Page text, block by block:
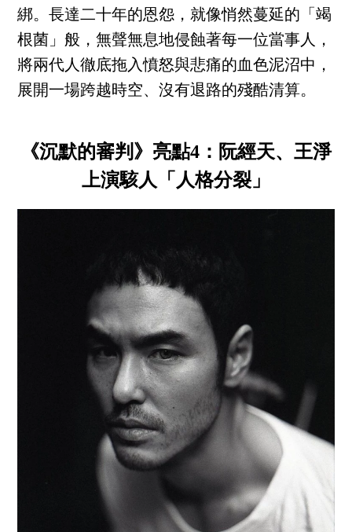
綁。長達二十年的恩怨，就像悄然蔓延的「竭
根菌」般，無聲無息地侵蝕著每一位當事人，
將兩代人徹底拖入憤怒與悲痛的血色泥沼中，
展開一場跨越時空、沒有退路的殘酷清算。
《沉默的審判》亮點4：阮經天、王淨
上演駭人「人格分裂」